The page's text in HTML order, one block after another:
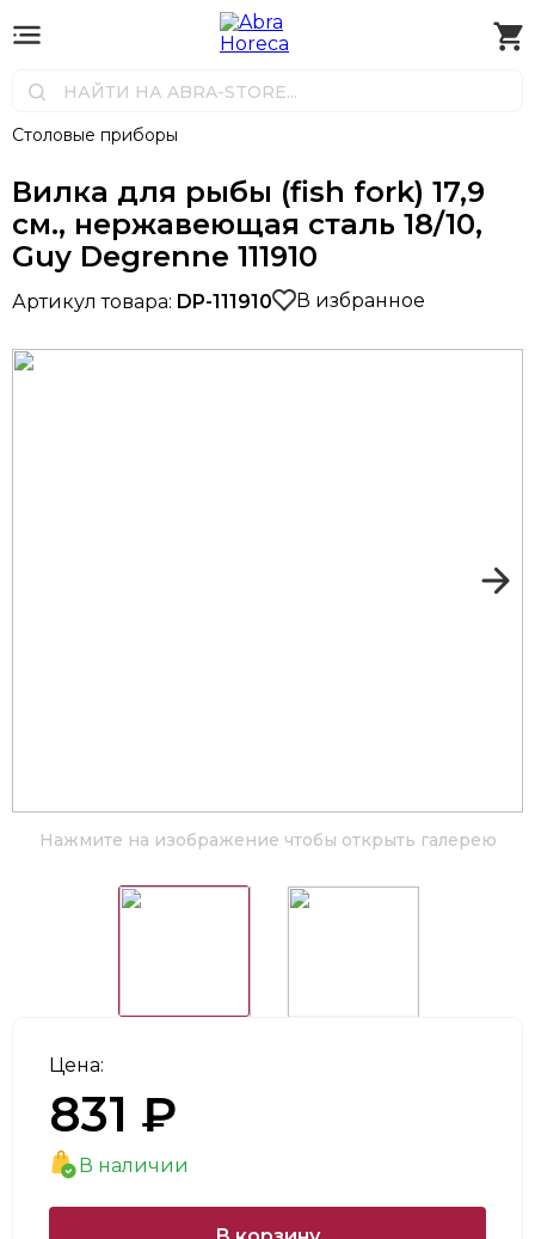
Столовые приборы
Вилка для рыбы (fish fork) 17,9
см., нержавеющая сталь 18/10,
Guy Degrenne 111910
Артикул товара: DP-111910 В избранное
Нажмите на изображение чтобы открыть галерею
Цена:
831 ₽
В наличии